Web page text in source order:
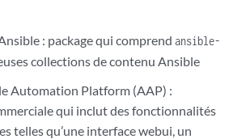
: package qui comprendansible-
collections de contenu Ansible
Automation Platform (AAP) :
qui inclut des fonctionnalités
telles qu’une interface webui, un